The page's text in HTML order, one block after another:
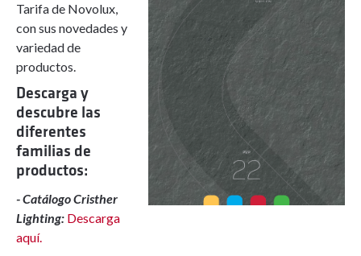
Tarifa de Novolux,
con sus novedades y
variedad de
productos.
Descarga y
descubre las
diferentes
familias de
productos:
- Catálogo Cristher
Lighting: Descarga
aquí.